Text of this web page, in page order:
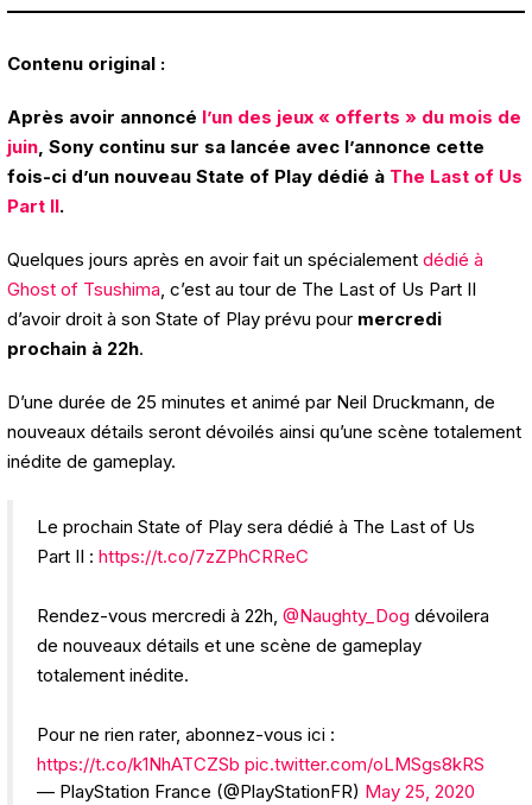
Contenu original :
Après avoir annoncé l’un des jeux « offerts » du mois de
juin, Sony continu sur sa lancée avec l’annonce cette
fois-ci d’un nouveau State of Play dédié à The Last of Us
Part II.
Quelques jours après en avoir fait un spécialement dédié à
Ghost of Tsushima, c’est au tour de The Last of Us Part II
d’avoir droit à son State of Play prévu pour mercredi
prochain à 22h.
D’une durée de 25 minutes et animé par Neil Druckmann, de
nouveaux détails seront dévoilés ainsi qu’une scène totalement
inédite de gameplay.
Le prochain State of Play sera dédié à The Last of Us
Part II : https://t.co/7zZPhCRReC
Rendez-vous mercredi à 22h, @Naughty_Dog dévoilera
de nouveaux détails et une scène de gameplay
totalement inédite.
Pour ne rien rater, abonnez-vous ici :
https://t.co/k1NhATCZSb pic.twitter.com/oLMSgs8kRS
— PlayStation France (@PlayStationFR) May 25, 2020